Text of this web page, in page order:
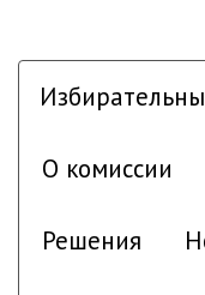
О комиссии
Решения